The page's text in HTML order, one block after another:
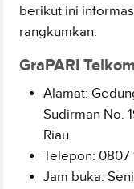
berikut ini
rangkumkan.
GraPARI
Alamat:
Sudirman No.
Riau
Telepon: 0807
Jam buka: